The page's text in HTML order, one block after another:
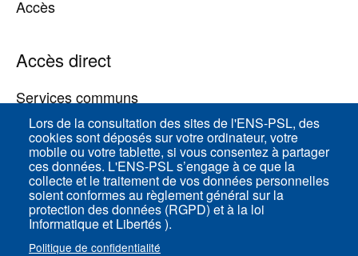
Lors de la consultation des sites de l'ENS-PSL, des
cookies sont déposés sur votre ordinateur, votre
mobile ou votre tablette, si vous consentez à partager
ces données. L'ENS-PSL s’engage à ce que la
collecte et le traitement de vos données personnelles
soient conformes au règlement général sur la
protection des données (RGPD) et à la loi
Informatique et Libertés ).
Politique de confidentialité
Accès
Accès direct
Services communs
ENS-PSL Physique
Plan du site
Mentions légales
Politique de confidentialité